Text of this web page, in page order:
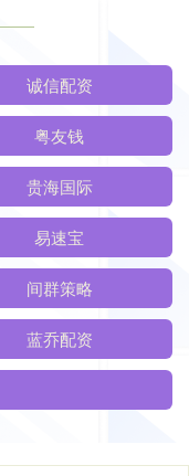
诚信配资
粤友钱
贵海国际
易速宝
间群策略
蓝乔配资